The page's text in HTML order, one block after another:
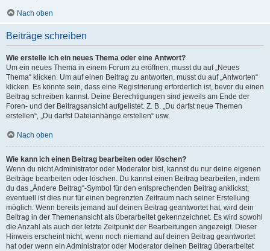
Nach oben
Beiträge schreiben
Wie erstelle ich ein neues Thema oder eine Antwort?
Um ein neues Thema in einem Forum zu eröffnen, musst du auf „Neues
Thema“ klicken. Um auf einen Beitrag zu antworten, musst du auf „Antworten“
klicken. Es könnte sein, dass eine Registrierung erforderlich ist, bevor du einen
Beitrag schreiben kannst. Deine Berechtigungen sind jeweils am Ende der
Foren- und der Beitragsansicht aufgelistet. Z. B. „Du darfst neue Themen
erstellen“, „Du darfst Dateianhänge erstellen“ usw.
Nach oben
Wie kann ich einen Beitrag bearbeiten oder löschen?
Wenn du nicht Administrator oder Moderator bist, kannst du nur deine eigenen
Beiträge bearbeiten oder löschen. Du kannst einen Beitrag bearbeiten, indem
du das „Ändere Beitrag“-Symbol für den entsprechenden Beitrag anklickst;
eventuell ist dies nur für einen begrenzten Zeitraum nach seiner Erstellung
möglich. Wenn bereits jemand auf deinen Beitrag geantwortet hat, wird dein
Beitrag in der Themenansicht als überarbeitet gekennzeichnet. Es wird sowohl
die Anzahl als auch der letzte Zeitpunkt der Bearbeitungen angezeigt. Dieser
Hinweis erscheint nicht, wenn noch niemand auf deinen Beitrag geantwortet
hat oder wenn ein Administrator oder Moderator deinen Beitrag überarbeitet